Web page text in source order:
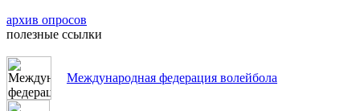
архив опросов
полезные ссылки
Международная федерация волейбола